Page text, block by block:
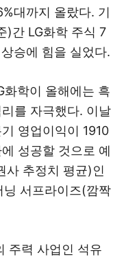
대까지 올랐다. 기
)간 LG화학 주식 7
승에 힘을 실었다.
화학이 올해에는 흑
를 자극했다. 이날
영업이익이 1910
성공할 것으로 예
사 추정치 평균)인
서프라이즈(깜짝
주력 사업인 석유